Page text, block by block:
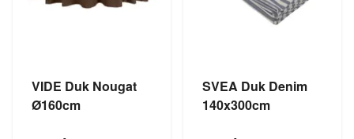
VIDE Duk Nougat
Ø160cm
SVEA Duk Denim
140x300cm